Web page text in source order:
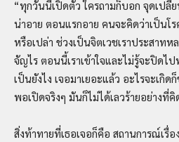
“ทุกวันนี้เปิดตัว ใครถามก็บอก จุดเปลี่ย
น่าอาย ตอนแรกอาย คนจะคิดว่าเป็นโ
หรือเปล่า ช่วงเป็นจิตเวชเราประสาท
จัญไร ตอนนี้เราเข้าใจและไม่รู้จะปิดไ
เป็นยังไง เจอมาเยอะแล้ว อะไรจะเกิ
พอเปิดจริงๆ มันก็ไม่ได้เลวร้ายอย่างที่คิ
สิ่งท้าทายที่เธอเจอก็คือ สถานการณ์เรื่